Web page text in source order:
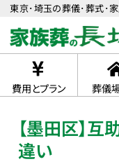
東京･埼玉の葬儀･葬式･家
費用とプラン 葬儀
【墨田区】
違い